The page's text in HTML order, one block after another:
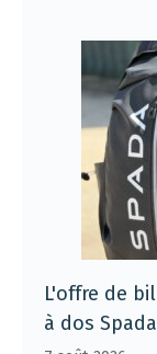
L'offre de
à dos